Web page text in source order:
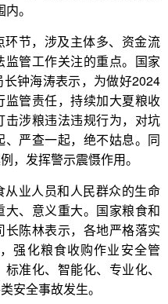
。
节，涉及主体多、资金流
管工作关注的重点。国家
钟海涛表示，为做好2024
管责任，持续加大夏粮收
涉粮违法违规行为，对坑
严查一起，绝不姑息。同
，发挥警示震慑作用。
业人员和人民群众的生命
、意义重大。国家粮食和
陈林表示，各地严格落实
强化粮食收购作业安全管
准化、智能化、专业化、
安全事故发生。